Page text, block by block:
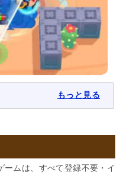
もっと見る
ームは、すべて登録不要・イ